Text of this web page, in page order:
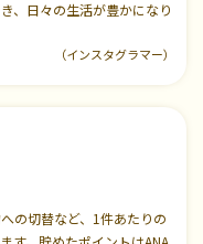
、日々の生活が豊かになり
（インスタグラマー）
の切替など、1件あたりの